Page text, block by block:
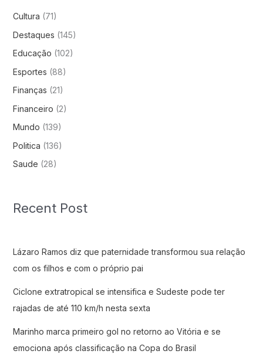
Cultura (71)
Destaques (145)
Educação (102)
Esportes (88)
Finanças (21)
Financeiro (2)
Mundo (139)
Politica (136)
Saude (28)
Recent Post
Lázaro Ramos diz que paternidade transformou sua relação
com os filhos e com o próprio pai
Ciclone extratropical se intensifica e Sudeste pode ter
rajadas de até 110 km/h nesta sexta
Marinho marca primeiro gol no retorno ao Vitória e se
emociona após classificação na Copa do Brasil